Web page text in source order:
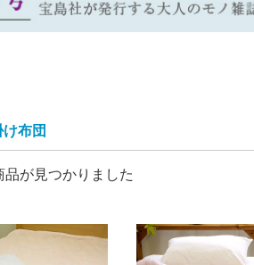
け布団
品が見つかりました